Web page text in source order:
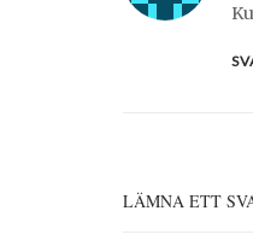
LÄMNA ETT